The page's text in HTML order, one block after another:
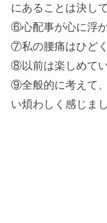
にあることは決し
⑥心配事が心に浮
⑦私の腰痛はひど
⑧以前は楽しめて
⑨全般的に考えて
い煩わしく感じま